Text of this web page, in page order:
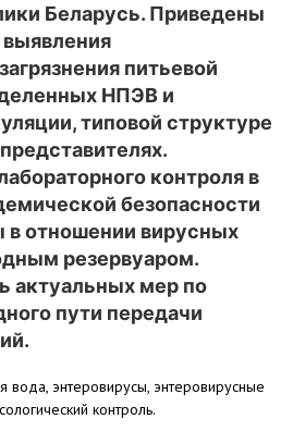
Беларусь. Приведены
питьевой
НПЭВ и
типовой структуре
контроля в
безопасности
в отношении вирусных
резервуаром.
актуальных мер по
пути передачи
вода, энтеровирусы, энтеровирусные
контроль.